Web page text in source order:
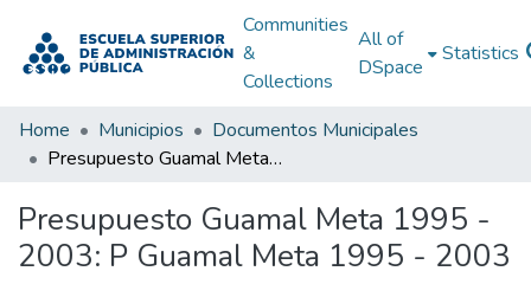
Communities
&
Collections
All of
DSpace
Statistics
Home Municipios
Documentos Municipales
Presupuesto Guamal Meta 1995 - 2003: P Guamal Meta 1995 - 2003
Presupuesto Guamal Meta 1995 -
2003: P Guamal Meta 1995 - 2003